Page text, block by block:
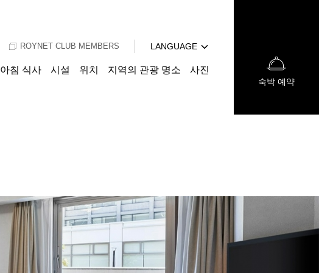
ROYNET CLUB MEMBERS
LANGUAGE
日本語
아침 식사 시설 위치 지역의 관광 명소 사진
中文（繁体字）
숙박 예약